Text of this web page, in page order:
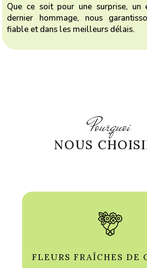
Que ce soit pour une surprise, un
dernier hommage, nous
fiable et dans les meilleurs délais.
Pourquoi
NOUS
FLEURS FRAÎCHES DE